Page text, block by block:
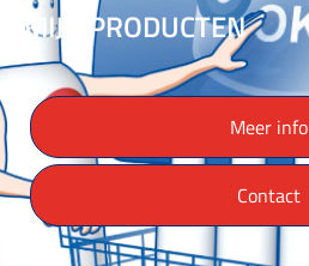
MIJN PRODUCTEN
Meer info
Contact